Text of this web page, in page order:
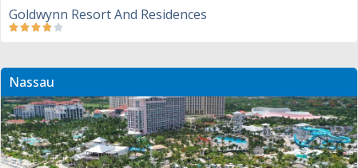
Goldwynn Resort And Residences
Nassau